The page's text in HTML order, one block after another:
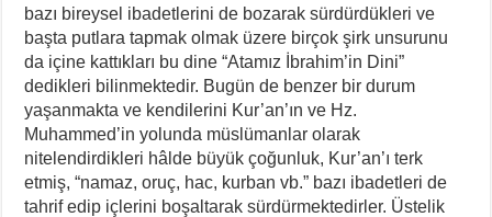
bazı bireysel ibadetlerini de bozarak sürdürdükleri ve
başta putlara tapmak olmak üzere birçok şirk unsurunu
da içine kattıkları bu dine “Atamız İbrahim’in Dini”
dedikleri bilinmektedir. Bugün de benzer bir durum
yaşanmakta ve kendilerini Kur’an’ın ve Hz.
Muhammed’in yolunda müslümanlar olarak
nitelendirdikleri hâlde büyük çoğunluk, Kur’an’ı terk
etmiş, “namaz, oruç, hac, kurban vb.” bazı ibadetleri de
tahrif edip içlerini boşaltarak sürdürmektedirler. Üstelik